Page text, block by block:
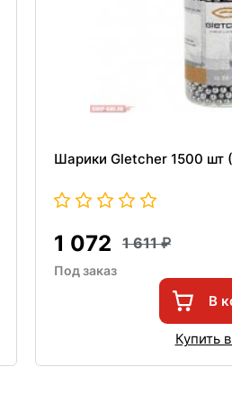
Шарики Gletcher 1500 шт
1 072 1 611
Под заказ
В
Купить